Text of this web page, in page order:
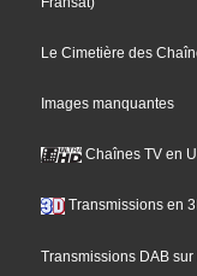
Le Cimetière des
Images manquantes
Chaînes TV en
Transmissions en
Transmissions DAB sur